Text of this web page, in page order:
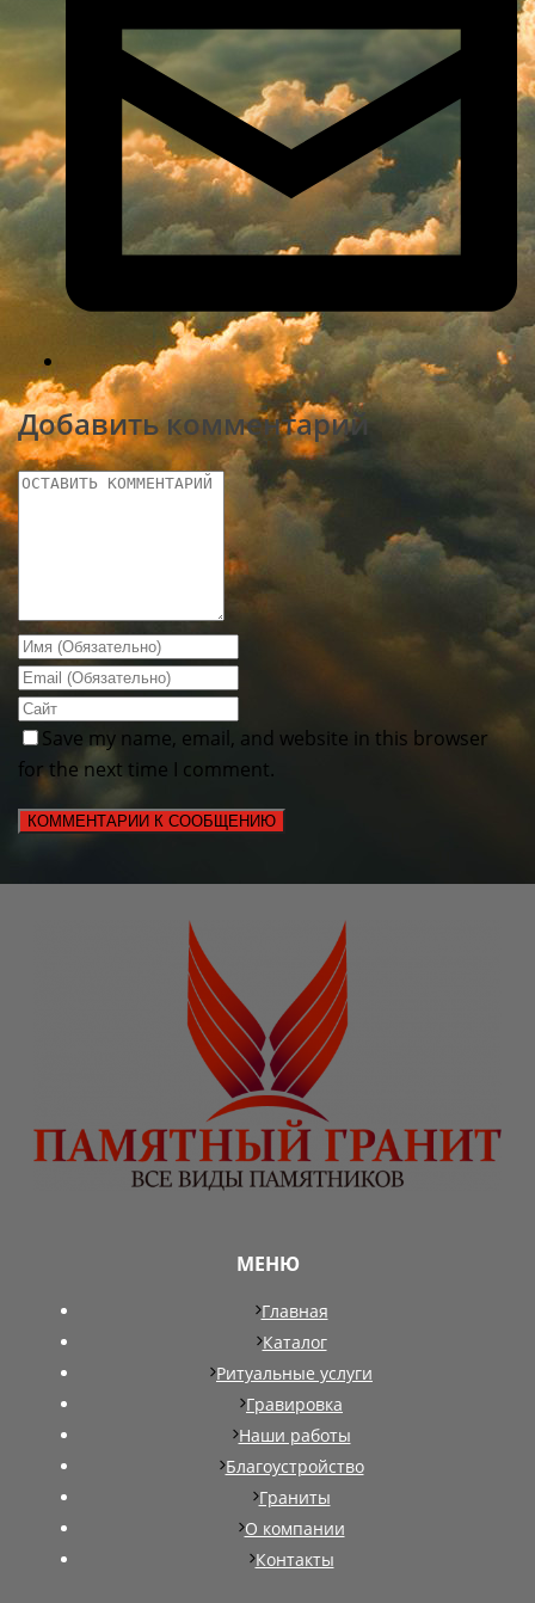
Добавить комментарий
Save my name, email, and website in this browser
for the next time I comment.
МЕНЮ
Главная
Каталог
Ритуальные услуги
Гравировка
Наши работы
Благоустройство
Граниты
О компании
Контакты